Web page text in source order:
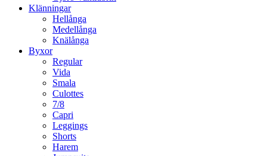
Klänningar
Hellånga
Medellånga
Knälånga
Byxor
Regular
Vida
Smala
Culottes
7/8
Capri
Leggings
Shorts
Harem